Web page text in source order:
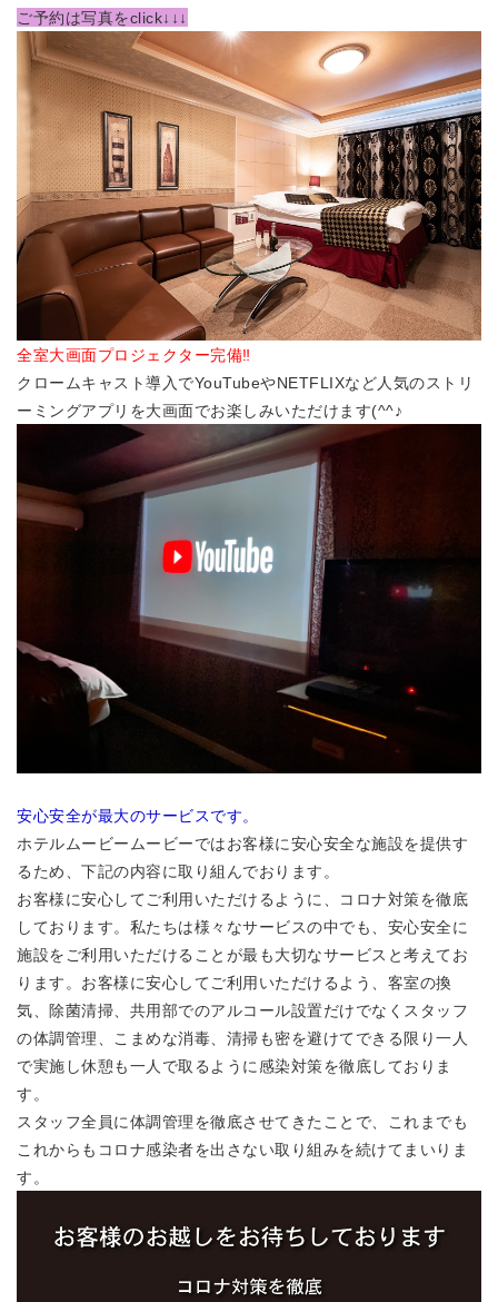
ご予約は写真をclick↓↓↓
全室大画面プロジェクター完備‼
クロームキャスト導入でYouTubeやNETFLIXなど人気のストリ
ーミングアプリを大画面でお楽しみいただけます(^^♪
安心安全が最大のサービスです。
ホテルムービームービーではお客様に安心安全な施設を提供す
るため、下記の内容に取り組んでおります。
お客様に安心してご利用いただけるように、コロナ対策を徹底
しております。私たちは様々なサービスの中でも、安心安全に
施設をご利用いただけることが最も大切なサービスと考えてお
ります。お客様に安心してご利用いただけるよう、客室の換
気、除菌清掃、共用部でのアルコール設置だけでなくスタッフ
の体調管理、こまめな消毒、清掃も密を避けてできる限り一人
で実施し休憩も一人で取るように感染対策を徹底しておりま
す。
スタッフ全員に体調管理を徹底させてきたことで、これまでも
これからもコロナ感染者を出さない取り組みを続けてまいりま
す。